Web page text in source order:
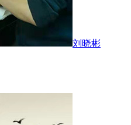
刘晓彬